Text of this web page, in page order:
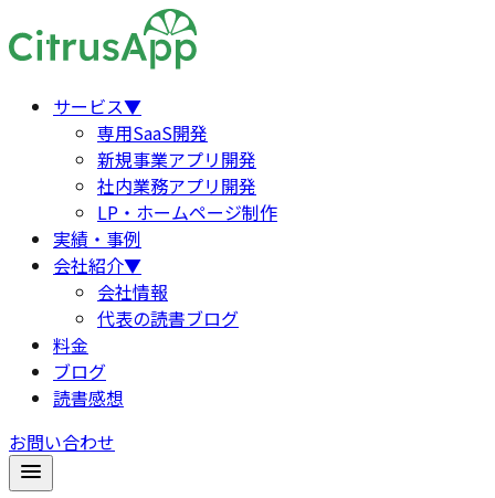
サービス▼
専用SaaS開発
新規事業アプリ開発
社内業務アプリ開発
LP・ホームページ制作
実績・事例
会社紹介▼
会社情報
代表の読書ブログ
料金
ブログ
読書感想
お問い合わせ